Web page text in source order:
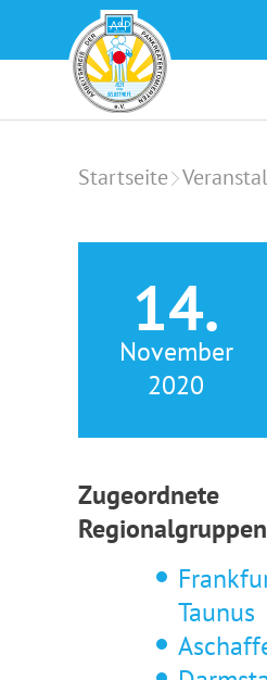
Startseite
14.
November
2020
Zugeordnete
Regionalgruppen
Taunus